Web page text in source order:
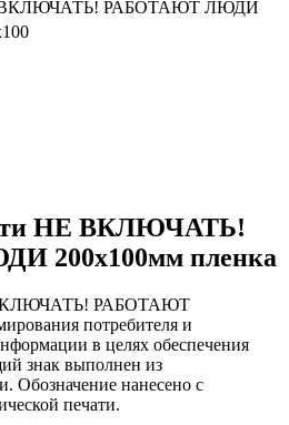
РАБОТАЮТ ЛЮДИ
НЕ ВКЛЮЧАТЬ!
200х100мм пленка
ВКЛЮЧАТЬ! РАБОТАЮТ
потребителя и
в целях обеспечения
знак выполнен из
Обозначение нанесено с
печати.